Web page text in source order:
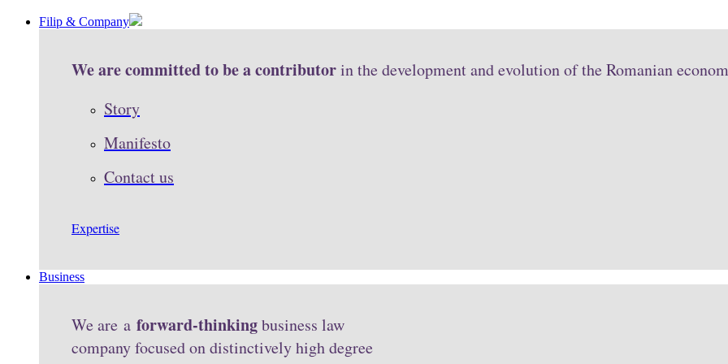
Filip & Company
We are committed to be a contributorin the development and evolution of the Romanian
Story
Manifesto
Contact us
Expertise
Business
We are a forward-thinkingbusiness law
company focused on distinctively high degree